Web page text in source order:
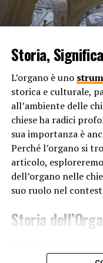
Il “potere” della
La musica e il canto
possono richiamare
Una canzone può
positiva del passato
cantiamo, ci riporta
fenomeno è noto
essere una ragione
perché vogliamo
positive.
Infine, il canto può
gratitudine e
Quando siamo pieni
di ringraziamento
celebrare la felicità
Storia,
L’organo è uno
storica e culturale,
all’ambiente delle
chiese ha radici
sua importanza è
Perché l’organo si
articolo,
dell’organo nelle
suo ruolo nel
Storia
nell’antichità. Le